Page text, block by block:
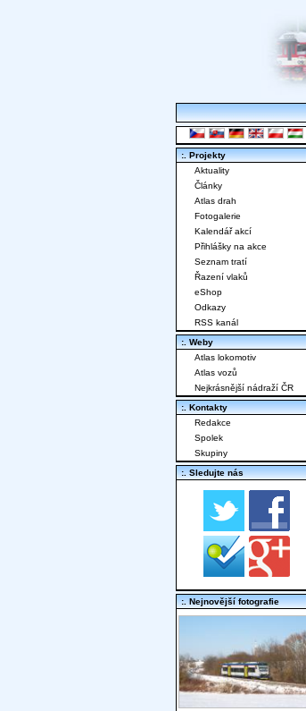
:. Projekty
Aktuality
Články
Atlas drah
Fotogalerie
Kalendář akcí
Přihlášky na akce
Seznam tratí
Řazení vlaků
eShop
Odkazy
RSS kanál
:. Weby
Atlas lokomotiv
Atlas vozů
Nejkrásnější nádraží ČR
:. Kontakty
Redakce
Spolek
Skupiny
:. Sledujte nás
:. Nejnovější fotografie